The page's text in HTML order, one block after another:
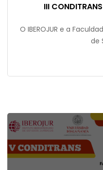
III
O IBEROJUR e a
de